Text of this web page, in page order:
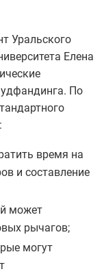
Уральского
Елена
По
время на
и составление
может
рычагов;
могут